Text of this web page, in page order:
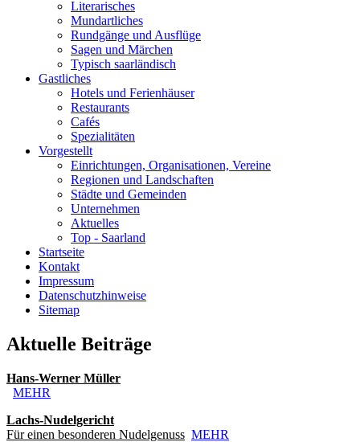
Literarisches
Mundartliches
Rundgänge und Ausflüge
Sagen und Märchen
Typisch saarländisch
Gastliches
Hotels und Ferienhäuser
Restaurants
Cafés
Spezialitäten
Vorgestellt
Einrichtungen, Organisationen, Vereine
Regionen und Landschaften
Städte und Gemeinden
Unternehmen
Aktuelles
Top - Saarland
Startseite
Kontakt
Impressum
Datenschutzhinweise
Sitemap
Aktuelle Beiträge
Hans-Werner Müller
MEHR
Lachs-Nudelgericht
Für einen besonderen Nudelgenuss MEHR